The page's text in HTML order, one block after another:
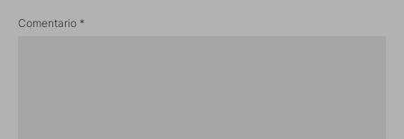
Comentario *